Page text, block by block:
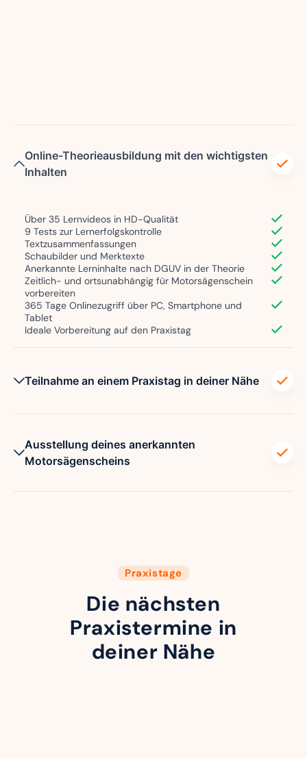
Online-Theorieausbildung mit den wichtigsten
Inhalten
Über 35 Lernvideos in HD-Qualität
9 Tests zur Lernerfolgskontrolle
Textzusammenfassungen
Schaubilder und Merktexte
Anerkannte Lerninhalte nach DGUV in der Theorie
Zeitlich- und ortsunabhängig für Motorsägenschein
vorbereiten
365 Tage Onlinezugriff über PC, Smartphone und
Tablet
Ideale Vorbereitung auf den Praxistag
Teilnahme an einem Praxistag in deiner Nähe
Ausstellung deines anerkannten
Motorsägenscheins
Praxistage
Die nächsten
Praxistermine in
deiner Nähe